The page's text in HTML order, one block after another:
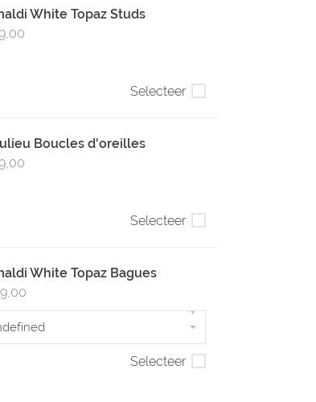
White Topaz Studs
Selecteer
Boucles d'oreilles
Selecteer
White Topaz Bagues
▾
Selecteer